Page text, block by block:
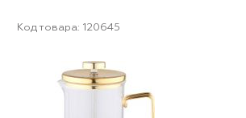
Код товара: 120645